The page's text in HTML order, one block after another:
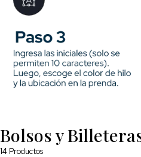
Bolsos y
14 Productos